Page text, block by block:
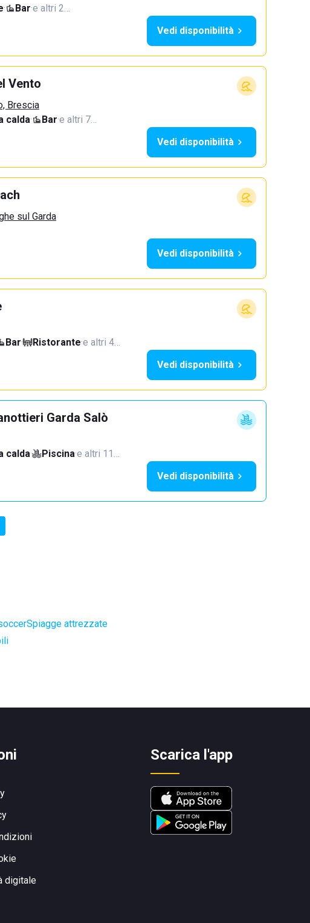
· Bar·e altri 2…
Vedi disponibilità
Vento
Brescia
calda· Bar·e altri 7…
Vedi disponibilità
sul Garda
Vedi disponibilità
Bar· Ristorante·e altri 4…
Vedi disponibilità
Garda Salò
calda· Piscina·e altri 11…
Vedi disponibilità
Spiagge attrezzate
digitale
Scarica l'app